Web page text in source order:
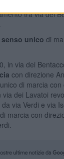
tra via dei
senso unico di
in via dei
con direzione
di marcia
dei Lavatoi
via Verdi e via
marcia con